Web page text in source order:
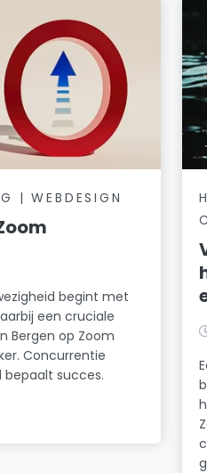
| WEBDESIGN
begint met
een cruciale
Bergen op Zoom
Concurrentie
succes.